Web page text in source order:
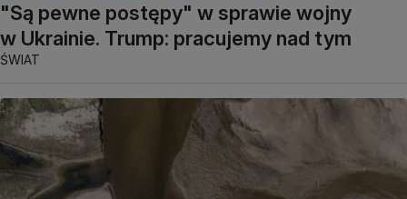
"Są pewne postępy" w sprawie wojny
w Ukrainie. Trump: pracujemy nad tym
ŚWIAT